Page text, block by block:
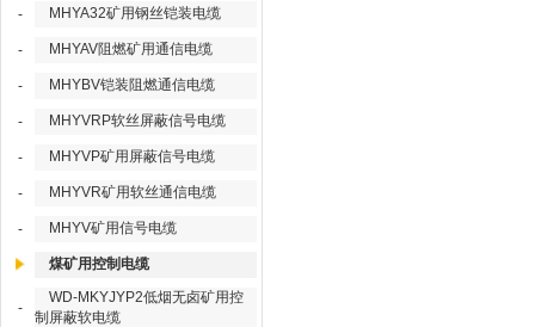
- MHYA32矿用钢丝铠装电缆
- MHYAV阻燃矿用通信电缆
- MHYBV铠装阻燃通信电缆
- MHYVRP软丝屏蔽信号电缆
- MHYVP矿用屏蔽信号电缆
- MHYVR矿用软丝通信电缆
- MHYV矿用信号电缆
煤矿用控制电缆
-
WD-MKYJYP2低烟无卤矿用控
制屏蔽软电缆